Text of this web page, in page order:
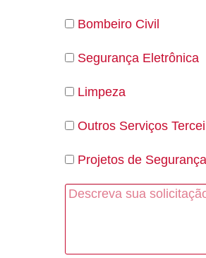
Bombeiro Civil
Segurança Eletrônica
Limpeza
Outros Serviços
Projetos de Segurança